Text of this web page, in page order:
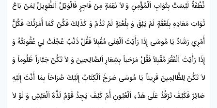
نُطْفَةٌ لَيْسَتْ بِثَوَابِ اَلْمُؤْمِنِ وَ لاَ نَقِمَةٍ مِنْ فَاجِرٍ فَالْوَيْلُ اَلطَّوِيلُ لِمَنْ بَاعَ
ثَوَابَ مَعَادِهِ بِلَعْقَةٍ لَمْ يَبْقَ وَ بِلُعْبَةٍ لَمْ تَدُمْ وَ كَذَلِكَ فَكُنْ كَمَا أَمَرْتُكَ فَكُلُّ
أَمْرِي رَشَادٌ يَامُوسَى إِذَا رَأَيْتَ اَلْغِنَى مُقْبِلاً فَقُلْ ذَنْبٌ عُجِّلَتْ لِي عُقُوبَتُهُ وَ
إِذَا رَأَيْتَ اَلْفَقْرَ مُقْبِلاً فَقُلْ مَرْحَباً بِشِعَارِ اَلصَّالِحِينَ وَ لاَ تَكُنْ جَبَّاراً ظَلُوماً وَ
لاَ تَكُنْ لِلظَّالِمِينَ قَرِيناً يَا مُوسَى صَرَخَ اَلْكِتَابُ إِلَيْكَ صُرَاخاً بِمَا أَنْتَ إِلَيْهِ
صَائِرٌ فَكَيْفَ تَرْقُدُ عَلَى هَدْءِ اَلْعُيُونِ أَمْ كَيْفَ يَجِدُ قَوْمٌ لَذَّةَ اَلْعَيْشِ وَ لَوْ لاَ